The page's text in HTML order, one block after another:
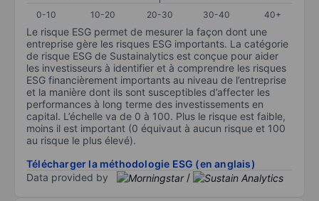
0-10
10-20 20-30 30-40 40+
Le risque ESG permet de mesurer la façon dont une
entreprise gère les risques ESG importants. La catégorie
de risque ESG de Sustainalytics est conçue pour aider
les investisseurs à identifier et à comprendre les risques
ESG financièrement importants au niveau de l’entreprise
et la manière dont ils sont susceptibles d’affecter les
performances à long terme des investissements en
capital. L’échelle va de 0 à 100. Plus le risque est faible,
moins il est important (0 équivaut à aucun risque et 100
au risque le plus élevé).
Télécharger la méthodologie ESG (en anglais)
Data provided by
/